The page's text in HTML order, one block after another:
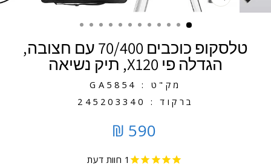
טלסקופ כוכבים 70/400 עם חצובה,
הגדלה פי X120, תיק נשיאה
מק"ט : GA5854
ברקוד : 245203340
590 ₪
1 חוות דעת
סגירה